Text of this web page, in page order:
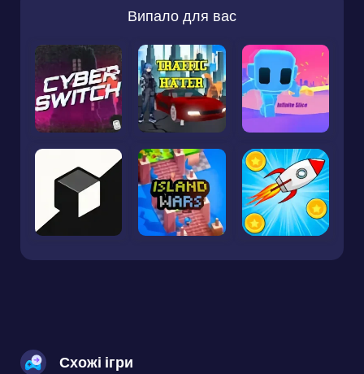
Випало для вас
Схожі ігри